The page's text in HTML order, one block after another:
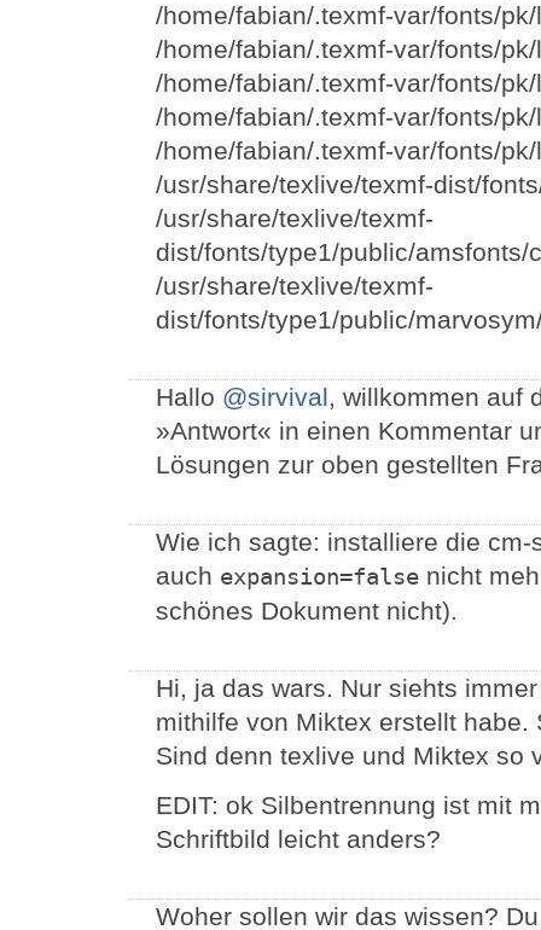
/home/fabian/.texmf-var/fonts/
/home/fabian/.texmf-var/fonts/
/home/fabian/.texmf-var/fonts/
/home/fabian/.texmf-var/fonts/
/home/fabian/.texmf-var/fonts/
/usr/share/texlive/texmf-dist/
/usr/share/texlive/texmf-
dist/fonts/type1/public/amsfonts/
/usr/share/texlive/texmf-
dist/fonts/type1/public/
Hallo @sirvival, willkommen auf
»Antwort« in einen Kommentar
Lösungen zur oben gestellten
Wie ich sagte: installiere die
auch expansion=false nicht
schönes Dokument nicht).
Hi, ja das wars. Nur siehts
mithilfe von Miktex erstellt
Sind denn texlive und Miktex so
EDIT: ok Silbentrennung ist mit
Schriftbild leicht anders?
Woher sollen wir das wissen?